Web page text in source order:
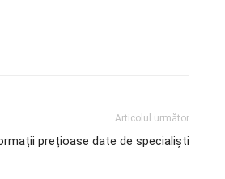
Articolul următor
prețioase date de specialiști